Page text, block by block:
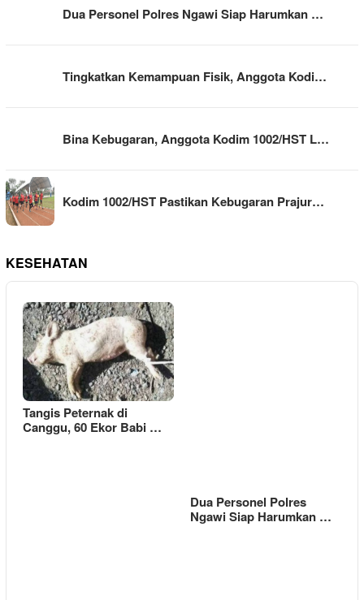
Dua Personel Polres Ngawi Siap Harumkan …
Tingkatkan Kemampuan Fisik, Anggota Kodi…
Bina Kebugaran, Anggota Kodim 1002/HST L…
Kodim 1002/HST Pastikan Kebugaran Prajur…
KESEHATAN
Tangis Peternak di
Canggu, 60 Ekor Babi …
Dua Personel Polres
Ngawi Siap Harumkan …